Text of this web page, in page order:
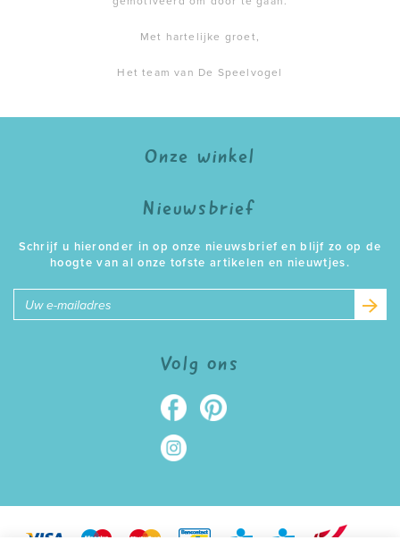
Met hartelijke groet,
Het team van De Speelvogel
Onze winkel
Nieuwsbrief
Schrijf u hieronder in op onze nieuwsbrief en blijf zo op de
hoogte van al onze tofste artikelen en nieuwtjes.
Volg ons